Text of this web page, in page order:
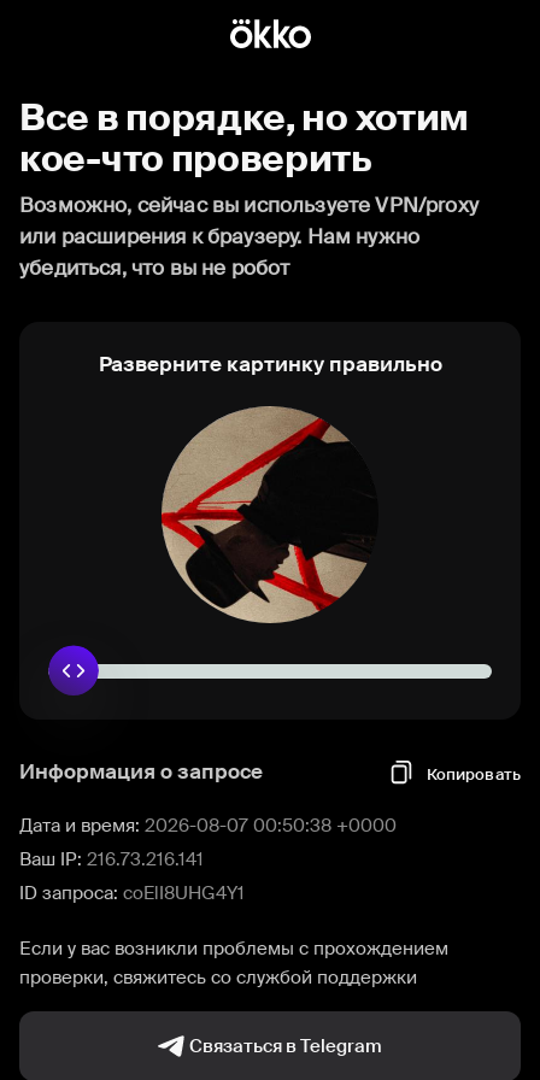
Все в порядке, но хотим
кое-что проверить
Возможно, сейчас вы используете VPN/proxy
или расширения к браузеру. Нам нужно
убедиться, что вы не робот
Разверните картинку правильно
Информация о запросе Копировать
Дата и время: 2026-08-07 00:50:38 +0000
Ваш IP: 216.73.216.141
ID запроса: coElI8UHG4Y1
Если у вас возникли проблемы с прохождением
проверки, свяжитесь со службой поддержки
Связаться в Telegram